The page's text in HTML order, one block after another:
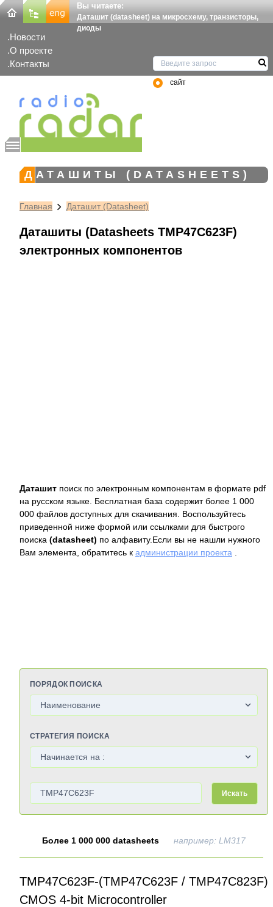
Вы читаете:
Даташит (datasheet) на микросхему, транзисторы,
диоды
Новости
О проекте
Контакты
сайт
ДАТАШИТЫ (DATASHEETS)
Главная Даташит (Datasheet)
Даташиты (Datasheets TMP47C623F)
электронных компонентов
Даташит поиск по электронным компонентам в формате pdf
на русском языке. Бесплатная база содержит более 1 000
000 файлов доступных для скачивания. Воспользуйтесь
приведенной ниже формой или ссылками для быстрого
поиска (datasheet) по алфавиту.Если вы не нашли нужного
Вам элемента, обратитесь к администрации проекта
ПОРЯДОК ПОИСКА
СТРАТЕГИЯ ПОИСКА
Искать
Более 1 000 000 datasheets например: LM317
TMP47C623F-(TMP47C623F / TMP47C823F)
CMOS 4-bit Microcontroller